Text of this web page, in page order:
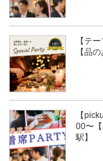
【テ
【品
【
00〜
駅】